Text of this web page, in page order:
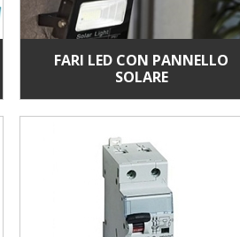
FARI LED CON PANNELLO
SOLARE